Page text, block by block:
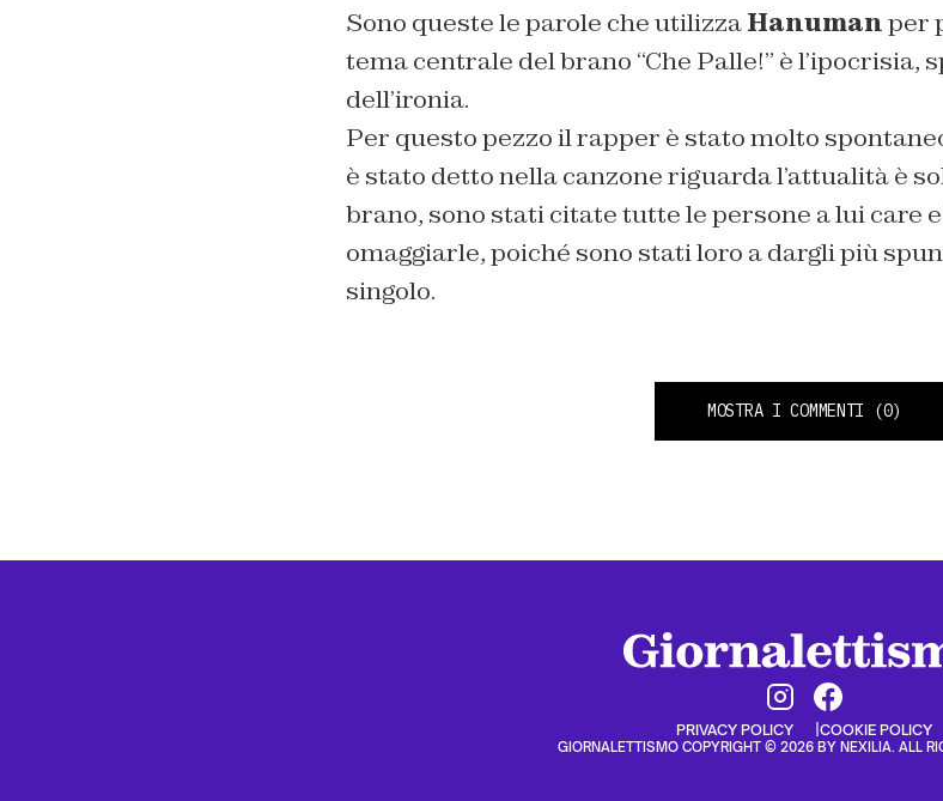
Sono queste le parole che utilizzaHanumanper
tema centrale del brano “Che Palle!” è l’ipocrisia,
dell’ironia.
Per questo pezzo il rapper è stato molto
è stato detto nella canzone riguarda l’attualità è
brano, sono stati citate tutte le persone a lui care
omaggiarle, poiché sono stati loro a dargli più
singolo.
MOSTRA I COMMENTI (0)
PRIVACY POLICY COOKIE POLICY
GIORNALETTISMO COPYRIGHT © 2026 BY NEXILIA. ALL